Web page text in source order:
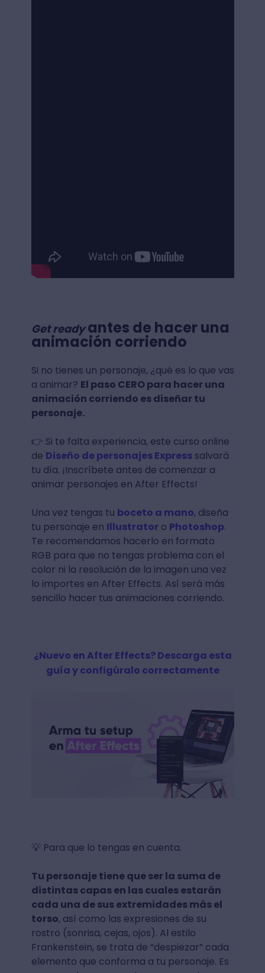
Get readyantes de hacer una
animación corriendo
Si no tienes un personaje, ¿qué es lo que vas
a animar? El paso CERO para hacer una
animación corriendo es diseñar tu
personaje.
👉 Si te falta experiencia, este curso online
de Diseño de personajes Expresssalvará
tu día. ¡Inscríbete antes de comenzar a
animar personajes en After Effects!
Una vez tengas tu boceto a mano, diseña
tu personaje en Illustrator o Photoshop.
Te recomendamos hacerlo en formato
RGB para que no tengas problema con el
color ni la resolución de la imagen una vez
lo importes en After Effects. Así será más
sencillo hacer tus animaciones corriendo.
¿Nuevo en After Effects? Descarga esta
guía y configúralo correctamente
💡 Para que lo tengas en cuenta.
Tu personaje tiene que ser la suma de
distintas capas en las cuales estarán
cada una de sus extremidades más el
torso, así como las expresiones de su
rostro (sonrisa, cejas, ojos). Al estilo
Frankenstein, se trata de “despiezar” cada
elemento que conforma a tu personaje. Es